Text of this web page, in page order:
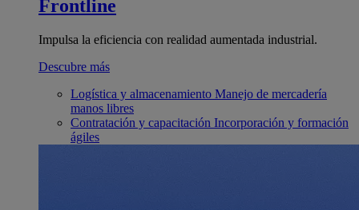
Frontline
Impulsa la eficiencia con realidad aumentada industrial.
Descubre más
Logística y almacenamiento Manejo de mercadería
manos libres
Contratación y capacitación Incorporación y formación
ágiles